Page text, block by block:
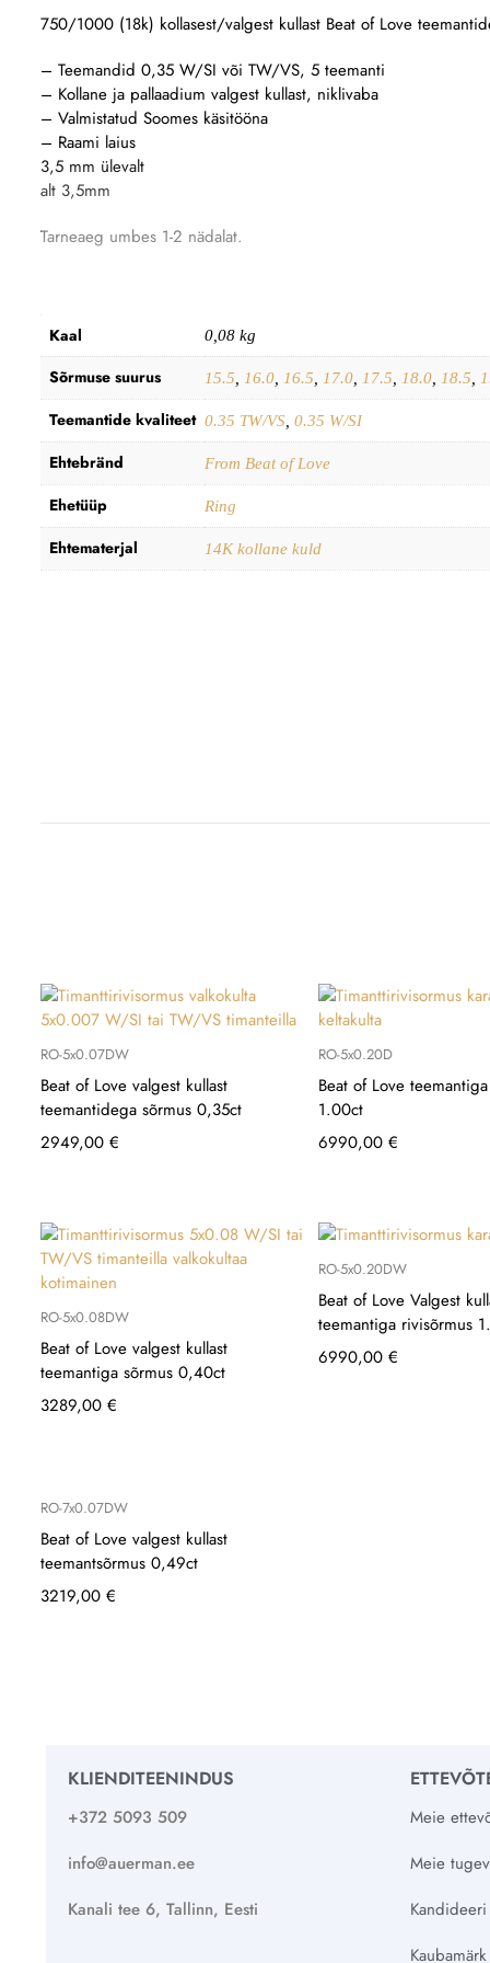
750/1000 (18k) kollasest/valgest kullast Beat of Love
– Teemandid 0,35 W/SI või TW/VS, 5 teemanti
– Kollane ja pallaadium valgest kullast, niklivaba
– Valmistatud Soomes käsitööna
– Raami laius
3,5 mm ülevalt
alt 3,5mm
Tarneaeg umbes 1-2 nädalat.
Kaal 0,08 kg
Sõrmuse suurus 15.5 16.0 16.5 17.0 17.5 18.0 18.5
Teemantide kvaliteet 0.35 TW/VS 0.35 W/SI
Ehtebränd From Beat of Love
Ehetüüp Ring
Ehtematerjal 14K kollane kuld
RO-5x0.07DW
Beat of Love valgest kullast
teemantidega sõrmus 0,35ct
2949,00 €
RO-5x0.20D
Beat of Love
1.00ct
6990,00€
RO-5x0.08DW
Beat of Love valgest kullast
teemantiga sõrmus 0,40ct
3289,00 €
RO-5x0.20DW
Beat of Love Valgest
teemantiga rivisõrmus
6990,00€
RO-7x0.07DW
Beat of Love valgest kullast
teemantsõrmus 0,49ct
3219,00 €
KLIENDITEENINDUS
+372 5093 509
info@auerman.ee
Kanali tee 6, Tallinn, Eesti
Meie
Meie
Kaubamärk